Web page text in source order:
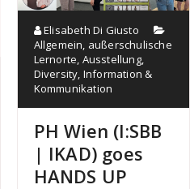
Elisabeth Di Giusto
Allgemein, außerschulische
Lernorte, Ausstellung,
Diversity, Information &
Kommunikation
PH Wien (I:SBB
| IKAD) goes
HANDS UP